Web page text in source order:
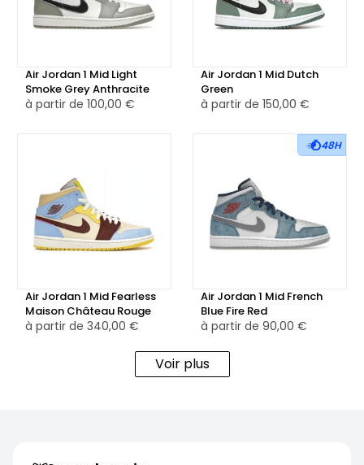
La languette en nylon noir est ornée d’une étiquette
amorti réactif. L’ensemble est finalisé par une semelle
extérieure en caoutchouc noir, conçue pour offrir une
La Air Jordan 1 Mid SE Zen Master est disponible en version
neuve ou reconditionnée, pour vous permettre de
compléter votre collection avec un modèle audacieux et
réfléchi, à l’image de son influence.
Air Jordan 1 Mid Light
Smoke Grey Anthracite
à partir de 100,00 €
Air Jordan 1 Mid Dutch
Green
à partir de 150,00 €
Air Jordan 1 Mid Fearless
Maison Château Rouge
à partir de 340,00 €
48H
Air Jordan 1 Mid French
Blue Fire Red
à partir de 90,00 €
Voir plus